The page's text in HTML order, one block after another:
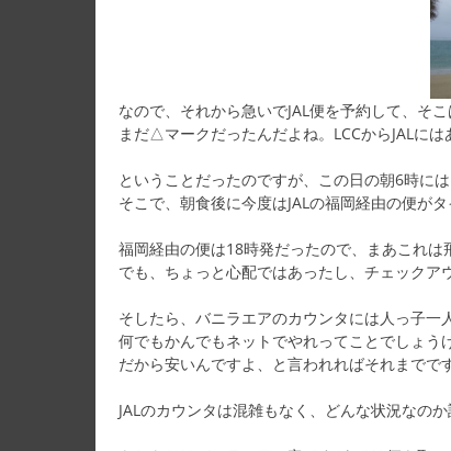
なので、それから急いでJAL便を予約して、そこ
まだ△マークだったんだよね。LCCからJALには
ということだったのですが、この日の朝6時には
そこで、朝食後に今度はJALの福岡経由の便がタ
福岡経由の便は18時発だったので、まあこれは
でも、ちょっと心配ではあったし、チェックア
そしたら、バニラエアのカウンタには人っ子一
何でもかんでもネットでやれってことでしょう
だから安いんですよ、と言われればそれまでで
JALのカウンタは混雑もなく、どんな状況なのか